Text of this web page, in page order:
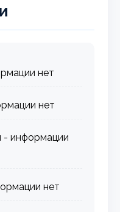
нет
нет
- информации
нет